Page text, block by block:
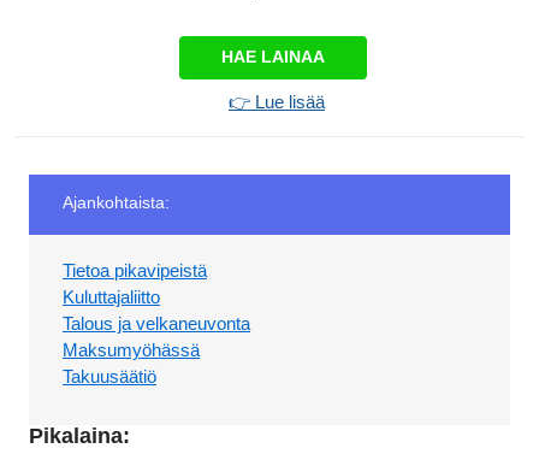
HAE LAINAA
👉 Lue lisää
Ajankohtaista:
Tietoa pikavipeistä
Kuluttajaliitto
Talous ja velkaneuvonta
Maksumyöhässä
Takuusäätiö
Pikalaina: